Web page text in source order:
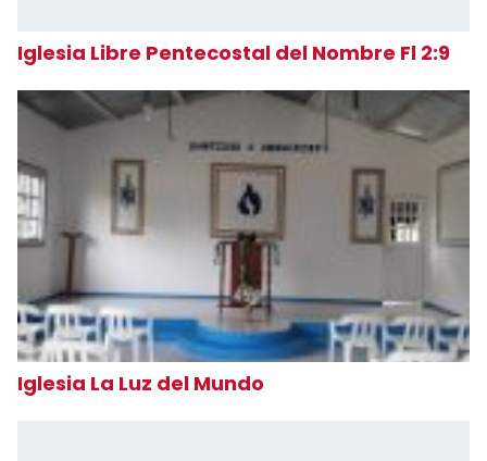
Iglesia Libre Pentecostal del Nombre Fl 2:9
Iglesia La Luz del Mundo